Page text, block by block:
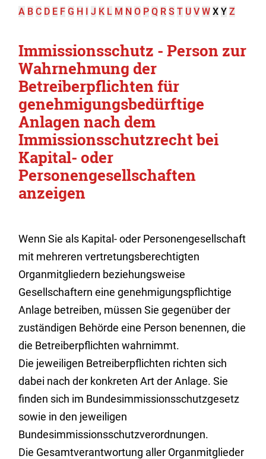
A B C D E F G H I J K L M N O P Q R S T U V W X Y Z
Immissionsschutz - Person zur
Wahrnehmung der
Betreiberpflichten für
genehmigungsbedürftige
Anlagen nach dem
Immissionsschutzrecht bei
Kapital- oder
Personengesellschaften
anzeigen
Wenn Sie als Kapital- oder Personengesellschaft
mit mehreren vertretungsberechtigten
Organmitgliedern beziehungsweise
Gesellschaftern eine genehmigungspflichtige
Anlage betreiben, müssen Sie gegenüber der
zuständigen Behörde eine Person benennen, die
die Betreiberpflichten wahrnimmt.
Die jeweiligen Betreiberpflichten richten sich
dabei nach der konkreten Art der Anlage. Sie
finden sich im Bundesimmissionsschutzgesetz
sowie in den jeweiligen
Bundesimmissionsschutzverordnungen.
Die Gesamtverantwortung aller Organmitglieder